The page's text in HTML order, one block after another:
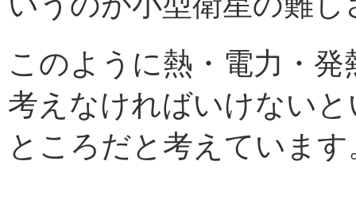
このように熱・電力・
考えなければいけない
ところだと考えています